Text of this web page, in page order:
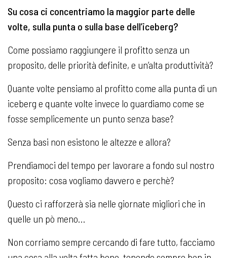
Su cosa ci concentriamo la maggior parte delle
volte, sulla punta o sulla base dell’iceberg?
Come possiamo raggiungere il profitto senza un
proposito, delle priorità definite, e un’alta produttività?
Quante volte pensiamo al profitto come alla punta di un
iceberg e quante volte invece lo guardiamo come se
fosse semplicemente un punto senza base?
Senza basi non esistono le altezze e allora?
Prendiamoci del tempo per lavorare a fondo sul nostro
proposito: cosa vogliamo davvero e perchè?
Questo ci rafforzerà sia nelle giornate migliori che in
quelle un pò meno…
Non corriamo sempre cercando di fare tutto, facciamo